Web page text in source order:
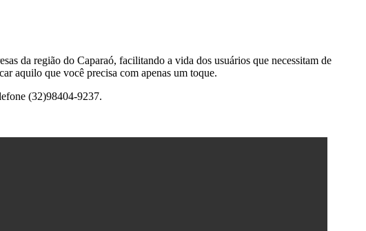
da região do Caparaó, facilitando a vida dos usuários que necessitam de
aquilo que você precisa com apenas um toque.
(32)98404-9237.